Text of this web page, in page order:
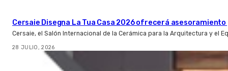
Cersaie Disegna La Tua Casa 2026 ofrecerá
Cersaie, el Salón Internacional de la Cerámica para la Arquitectura y el
28 JULIO, 2026